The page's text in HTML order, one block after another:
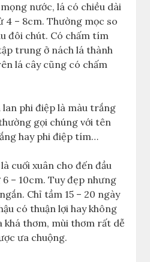
nước, lá có chiều dài
4 – 8cm. Thường mọc so
đôi chút. Có chấm tím
trung ở nách lá thành
lá cây cũng có chấm
lan phi điệp là màu trắng
gọi chúng với tên
hay phi điệp tím…
cuối xuân cho đến đầu
– 10cm. Tuy đẹp nhưng
Chỉ tầm 15 – 20 ngày
có thuận lợi hay không
khá thơm, mùi thơm rất dễ
ưa chuộng.